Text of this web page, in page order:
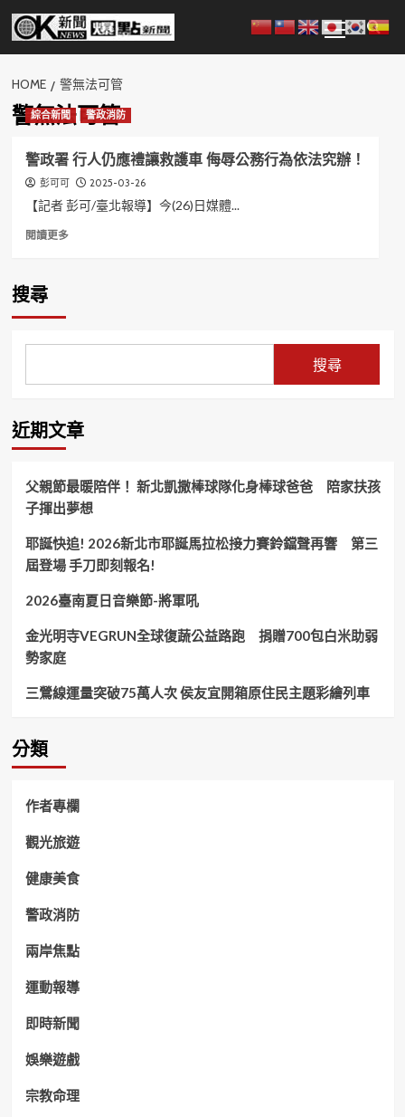
Skip
content
Menu
HOME 警無法可管
警無法可管
綜合新聞 警政消防
警政署 行人仍應禮讓救護車 侮辱公務行為依法究辦！
彭可可 2025-03-26
【記者 彭可/臺北報導】今(26)日媒體...
閱讀更多Read
應
讓
救
侮
辱
務
行
為
依
法
究
辦！
搜尋
搜尋
近期文章
父親節最暖陪伴！ 新北凱撒棒球隊化身棒球爸爸 陪家扶孩
子揮出夢想
耶誕快追! 2026新北市耶誕馬拉松接力賽鈴鐺聲再響 第三
屆登場 手刀即刻報名!
2026臺南夏日音樂節-將軍吼
金光明寺VEGRUN全球復蔬公益路跑 捐贈700包白米助弱
勢家庭
三鶯線運量突破75萬人次 侯友宜開箱原住民主題彩繪列車
分類
作者專欄
觀光旅遊
健康美食
警政消防
兩岸焦點
運動報導
即時新聞
娛樂遊戲
宗教命理